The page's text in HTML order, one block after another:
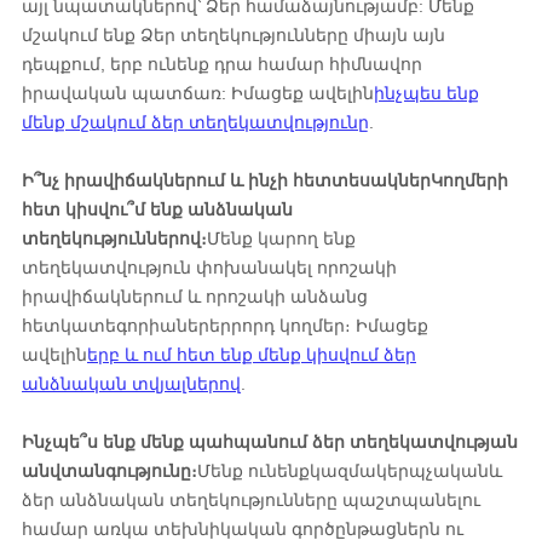
այլ նպատակներով՝ Ձեր համաձայնությամբ: Մենք
մշակում ենք Ձեր տեղեկությունները միայն այն
դեպքում, երբ ունենք դրա համար հիմնավոր
իրավական պատճառ: Իմացեք ավելինինչպես ենք
մենք մշակում ձեր տեղեկատվությունը
Ի՞նչ իրավիճակներում և ինչի հետտեսակներԿողմերի
հետ կիսվու՞մ ենք անձնական
տեղեկություններով։Մենք կարող ենք
տեղեկատվություն փոխանակել որոշակի
իրավիճակներում և որոշակի անձանց
հետկատեգորիաներերրորդ կողմեր։ Իմացեք
ավելիներբ և ում հետ ենք մենք կիսվում ձեր
անձնական տվյալներով
Ինչպե՞ս ենք մենք պահպանում ձեր տեղեկատվության
անվտանգությունը։Մենք ունենքկազմակերպչականև
ձեր անձնական տեղեկությունները պաշտպանելու
համար առկա տեխնիկական գործընթացներն ու